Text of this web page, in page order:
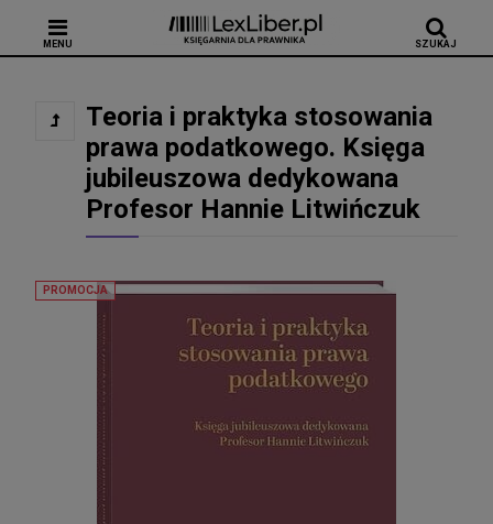
MENU SZUKAJ
Teoria i praktyka stosowania
prawa podatkowego. Księga
jubileuszowa dedykowana
Profesor Hannie Litwińczuk
PROMOCJA